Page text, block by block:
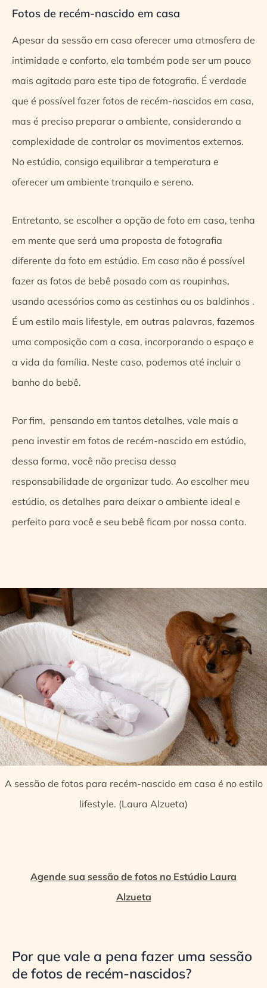
Fotos de recém-nascido em casa
Apesar da sessão em casa oferecer uma atmosfera de
intimidade e conforto, ela também pode ser um pouco
mais agitada para este tipo de fotografia. É verdade
que é possível fazer fotos de recém-nascidos em casa,
mas é preciso preparar o ambiente, considerando a
complexidade de controlar os movimentos externos.
No estúdio, consigo equilibrar a temperatura e
oferecer um ambiente tranquilo e sereno.
Entretanto, se escolher a opção de foto em casa, tenha
em mente que será uma proposta de fotografia
diferente da foto em estúdio. Em casa não é possível
fazer as fotos de bebê posado com as roupinhas,
usando acessórios como as cestinhas ou os baldinhos .
É um estilo mais lifestyle, em outras palavras, fazemos
uma composição com a casa, incorporando o espaço e
a vida da família. Neste caso, podemos até incluir o
banho do bebê.
Por fim, pensando em tantos detalhes, vale mais a
pena investir em fotos de recém-nascido em estúdio,
dessa forma, você não precisa dessa
responsabilidade de organizar tudo. Ao escolher meu
estúdio, os detalhes para deixar o ambiente ideal e
perfeito para você e seu bebê ficam por nossa conta.
A sessão de fotos para recém-nascido em casa é no estilo
lifestyle. (Laura Alzueta)
Agende sua sessão de fotos no Estúdio Laura
Alzueta
Por que vale a pena fazer uma sessão
de fotos de recém-nascidos?